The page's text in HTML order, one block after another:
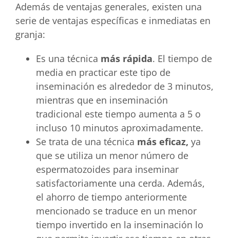
Además de ventajas generales, existen una
serie de ventajas específicas e inmediatas en
granja:
Es una técnica más rápida. El tiempo de
media en practicar este tipo de
inseminación es alrededor de 3 minutos,
mientras que en inseminación
tradicional este tiempo aumenta a 5 o
incluso 10 minutos aproximadamente.
Se trata de una técnica más eficaz, ya
que se utiliza un menor número de
espermatozoides para inseminar
satisfactoriamente una cerda. Además,
el ahorro de tiempo anteriormente
mencionado se traduce en un menor
tiempo invertido en la inseminación lo